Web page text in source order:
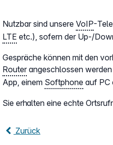
Nutzbar sind unsere VoIP-
LTE etc.), sofern der Up-/
Gespräche können mit den
Router angeschlossen
App, einem Softphone auf PC
Sie erhalten eine echte
Zurück